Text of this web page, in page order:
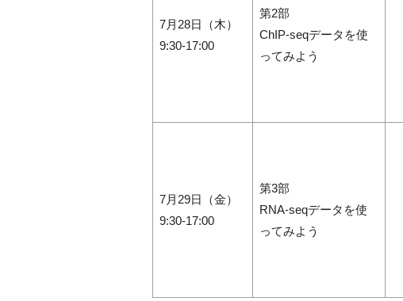
7月28日（木）
9:30-17:00
第2部
ChIP-seqデータを使
ってみよう
7月29日（金）
9:30-17:00
第3部
RNA-seqデータを使
ってみよう